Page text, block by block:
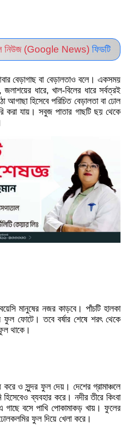
নিউজ (Google News) ফিডটি
বেড়াগাছ বা বেড়ালতাও বলে। একসময়
ধারে, খাল-বিলের ধারে সর্বত্রই
হিসেবে পরিচিত বেড়ালতা বা ঢোল
করা যায়। সবুজ পাতার গাছটি ছয় থেকে
মানুষের নজর কাড়বে। পাঁচটি হালকা
ফোটে। তবে বর্ষার শেষে শরৎ থেকে
থাকে।
ও সুন্দর ফুল দেয়। দেশের গ্রামাঞ্চলে
ব্যবহার করে। নদীর তীরে কিংবা
গাছে বসে পাখি পোকামাকড় খায়। ফুলের
ফুল দিয়ে খেলা করে।